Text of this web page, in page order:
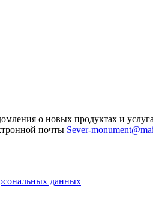
о новых продуктах и
почты Sever-
данных